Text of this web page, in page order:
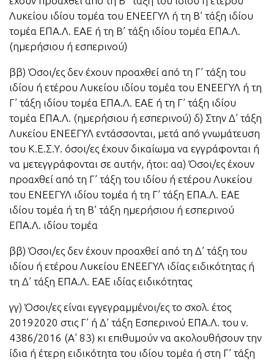
Λυκείου ιδίου τομέα του ΕΝΕΕΓΥΛ ή τη Β’ τάξη ιδίου
τομέα ΕΠΑ.Λ. ΕΑΕ ή τη Β’ τάξη ιδίου τομέα ΕΠΑ.Λ.
(ημερήσιου ή εσπερινού)
ββ) Όσοι/ες δεν έχουν προαχθεί από τη Γ’ τάξη του
ιδίου ή ετέρου Λυκείου ιδίου τομέα του ΕΝΕΕΓΥΛ ή τη
Γ’ τάξη ιδίου τομέα ΕΠΑ.Λ. ΕΑΕ ή τη Γ’ τάξη ιδίου
τομέα ΕΠΑ.Λ. (ημερήσιου ή εσπερινού) δ) Στην Δ’ τάξη
Λυκείου ΕΝΕΕΓΥΛ εντάσσονται, μετά από γνωμάτευση
του Κ.Ε.Σ.Υ. όσοι/ες έχουν δικαίωμα να εγγράφονται ή
να μετεγγράφονται σε αυτήν, ήτοι: αα) Όσοι/ες έχουν
προαχθεί από τη Γ’ τάξη του ιδίου ή ετέρου Λυκείου
του ΕΝΕΕΓΥΛ ιδίου τομέα ή τη Γ’ τάξη ΕΠΑ.Λ. ΕΑΕ
ιδίου τομέα ή τη Β’ τάξη ημερήσιου ή εσπερινού
ΕΠΑ.Λ. ιδίου τομέα
ββ) Όσοι/ες δεν έχουν προαχθεί από τη Δ’ τάξη του
ιδίου ή ετέρου Λυκείου ΕΝΕΕΓΥΛ ιδίας ειδικότητας ή
τη Δ’ τάξη ΕΠΑ.Λ. ΕΑΕ ιδίας ειδικότητας
γγ) Όσοι/ες είναι εγγεγραμμένοι/ες το σχολ. έτος
20192020 στις Γ’ ή Δ’ τάξη Εσπερινού ΕΠΑ.Λ. του ν.
4386/2016 (Α’ 83) κι επιθυμούν να ακολουθήσουν την
ίδια ή έτερη ειδικότητα του ιδίου τομέα ή στη Γ’ τάξη